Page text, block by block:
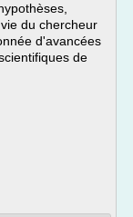
du chercheur
d'avancées
de